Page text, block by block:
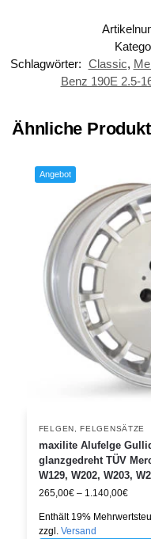
Schlagwörter: Classic,
Benz 190E 2.5-
Ähnliche
Angebot
FELGEN ,FELGENSÄTZE
maxilite Alufelge
glanzgedreht TÜV
W129, W202, W203,
265,00€ – 1.140,00€
Enthält 19%
zzgl. Versand